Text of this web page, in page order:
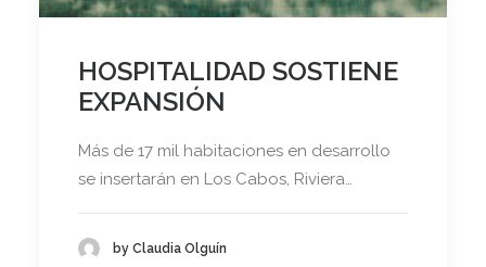
HOSPITALIDAD SOSTIENE
EXPANSIÓN
Más de 17 mil habitaciones en desarrollo
se insertarán en Los Cabos, Riviera…
by Claudia Olguín